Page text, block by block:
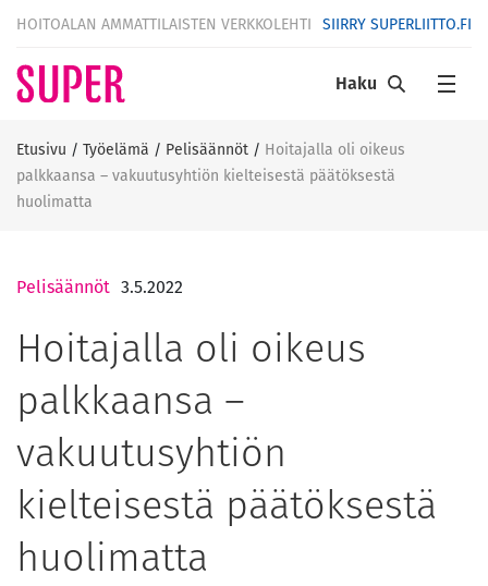
HOITOALAN AMMATTILAISTEN VERKKOLEHTI SIIRRY SUPERLIITTO.FI
Haku
Etusivu / Työelämä / Pelisäännöt / Hoitajalla oli oikeus
palkkaansa – vakuutusyhtiön kielteisestä päätöksestä
huolimatta
Pelisäännöt 3.5.2022
Hoitajalla oli oikeus
palkkaansa –
vakuutusyhtiön
kielteisestä päätöksestä
huolimatta